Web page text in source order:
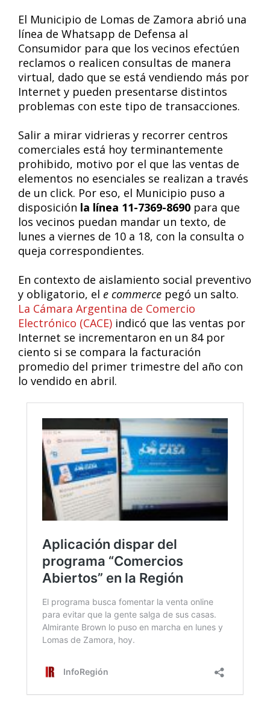
El Municipio de Lomas de Zamora abrió una
línea de Whatsapp de Defensa al
Consumidor para que los vecinos efectúen
reclamos o realicen consultas de manera
virtual, dado que se está vendiendo más por
Internet y pueden presentarse distintos
problemas con este tipo de transacciones.
Salir a mirar vidrieras y recorrer centros
comerciales está hoy terminantemente
prohibido, motivo por el que las ventas de
elementos no esenciales se realizan a través
de un click. Por eso, el Municipio puso a
disposición la línea 11-7369-8690 para que
los vecinos puedan mandar un texto, de
lunes a viernes de 10 a 18, con la consulta o
queja correspondientes.
En contexto de aislamiento social preventivo
y obligatorio, el e commerce pegó un salto.
La Cámara Argentina de Comercio
Electrónico (CACE) indicó que las ventas por
Internet se incrementaron en un 84 por
ciento si se compara la facturación
promedio del primer trimestre del año con
lo vendido en abril.